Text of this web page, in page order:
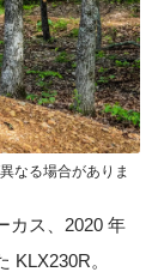
なる場合がありま
カス、2020 年
KLX230R。